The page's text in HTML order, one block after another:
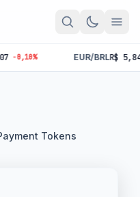
EUR/BRLR$ 5,84 -
Tokens